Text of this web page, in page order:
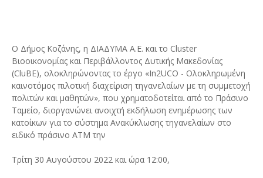
Ο Δήμος Κοζάνης, η ΔΙΑΔΥΜΑ Α.Ε. και το Cluster
Βιοοικονομίας και Περιβάλλοντος Δυτικής Μακεδονίας
(CluBE), ολοκληρώνοντας το έργο «In2UCO - Ολοκληρωμένη
καινοτόμος πιλοτική διαχείριση τηγανελαίων με τη συμμετοχή
πολιτών και μαθητών», που χρηματοδοτείται από το Πράσινο
Ταμείο, διοργανώνει ανοιχτή εκδήλωση ενημέρωσης των
κατοίκων για το σύστημα Ανακύκλωσης τηγανελαίων στο
ειδικό πράσινο ΑΤΜ την
Τρίτη 30 Αυγούστου 2022 και ώρα 12:00,